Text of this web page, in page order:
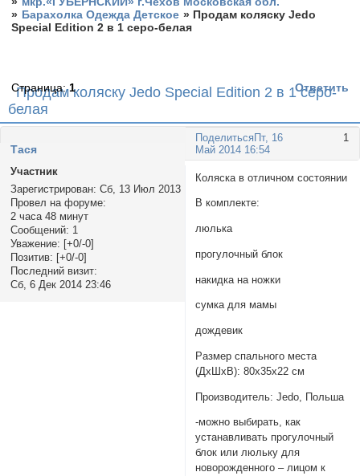
» Барахолка Одежда Детское » Продам коляску Jedo
Special Edition 2 в 1 серо-белая
Продам коляску Jedo Special Edition 2 в 1 серо-
белая
Страница:1 Ответить
Поделиться 1
Пт, 16
Май 2014 16:54
Тася
Участник
Зарегистрирован: Сб, 13 Июл 2013
Провел на форуме:
2 часа 48 минут
Сообщений: 1
Уважение: [+0/-0]
Позитив: [+0/-0]
Последний визит:
Сб, 6 Дек 2014 23:46
Коляска в отличном состоянии
В комплекте:
люлька
прогулочный блок
накидка на ножки
сумка для мамы
дождевик
Размер спального места
(ДхШхВ): 80х35х22 см
Производитель: Jedo, Польша
-можно выбирать, как
устанавливать прогулочный
блок или люльку для
новорожденного – лицом к